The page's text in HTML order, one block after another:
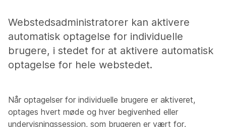
Webstedsadministratorer kan aktivere
automatisk optagelse for individuelle
brugere, i stedet for at aktivere automatisk
optagelse for hele webstedet.
Når optagelser for individuelle brugere er aktiveret,
optages hvert møde og hver begivenhed eller
undervisningssession, som brugeren er vært for.